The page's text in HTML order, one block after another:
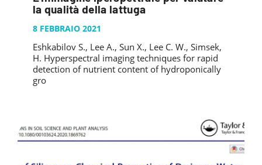
SYSMAN PROGETTI & SERVIZI SRL
TASK 3.6
TASK 3.7
TASK 3.8
TASK 3.9
PUBBLICAZIONI
ARTICOLO DELLA SETTIMANA
TESI DI LAUREA
GALLERY
FOTO GALLERY
VIDEO GALLERY
CONTATTI
la qualità della lattuga
8 FEBBRAIO 2021
Eshkabilov S., Lee A., Sun X., Lee C. W., Simsek,
H. Hyperspectral imaging techniques for rapid
detection of nutrient content of hydroponically
gro